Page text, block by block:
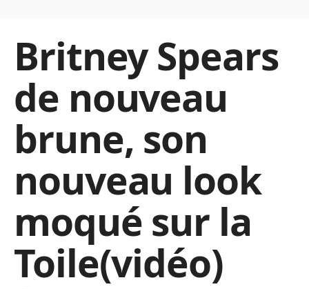
Britney Spears
de nouveau
brune, son
nouveau look
moqué sur la
Toile(vidéo)